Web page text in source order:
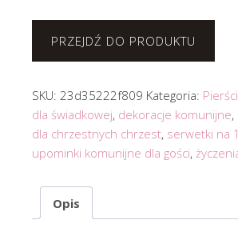
PRZEJDŹ DO PRODUKTU
SKU: 23d35222f809 Kategoria:
dla świadkowej, dekoracje komunijne,
dla chrzestnych chrzest, serwetki na
upominki komunijne dla gości,
Opis